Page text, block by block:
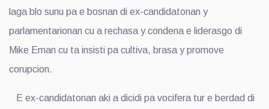
laga blo sunu pa e bosnan di ex-candidatonan y
parlamentarionan cu a rechasa y condena e liderasgo di
Mike Eman cu ta insisti pa cultiva, brasa y promove
corupcion.
E ex-candidatonan aki a dicidi pa vocifera tur e berdad di